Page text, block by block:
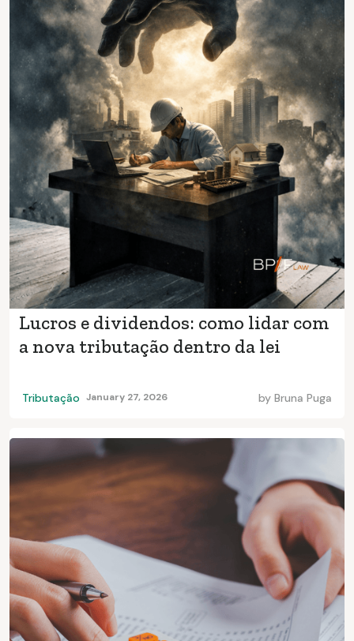
Lucros e dividendos: como lidar com
a nova tributação dentro da lei
Tributação January 27, 2026 by Bruna Puga